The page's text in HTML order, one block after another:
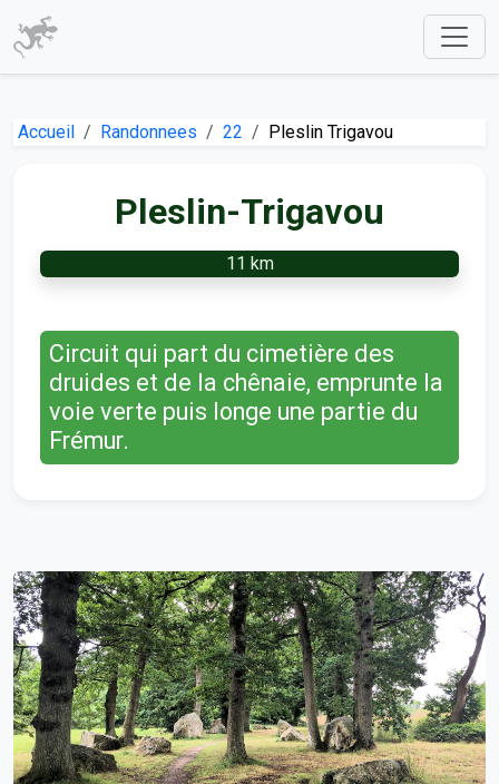
Accueil Randonnees 22 Pleslin Trigavou
Pleslin-Trigavou
11 km
Circuit qui part du cimetière des
druides et de la chênaie, emprunte la
voie verte puis longe une partie du
Frémur.